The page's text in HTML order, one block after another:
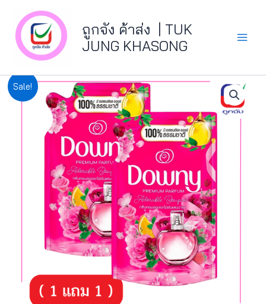
content
ถูกจัง ค้าส่ง | TUK
JUNG KHASONG
Menu
Sale!
Original
price
was:
฿40.00.
Current
price
is:
฿36.00.
จำนวน
ดาวน์
นี่470มล.ดอกไม้